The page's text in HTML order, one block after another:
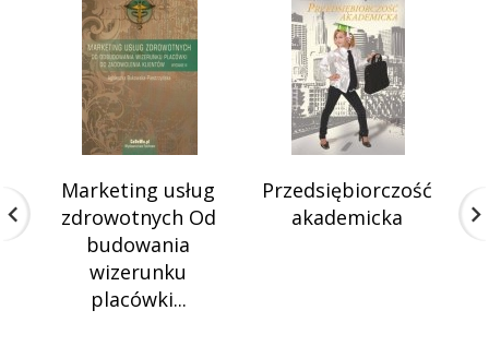
Marketing usług
zdrowotnych Od
budowania
wizerunku
placówki...
Przedsiębiorczość
akademicka